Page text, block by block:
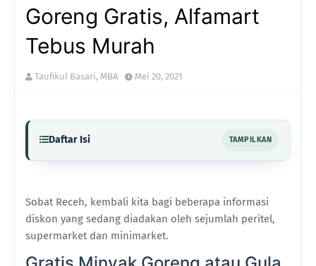
Goreng Gratis, Alfamart
Tebus Murah
Taufikul Basari, MBA Mei 20, 2021
Daftar Isi TAMPILKAN
Sobat Receh, kembali kita bagi beberapa informasi
diskon yang sedang diadakan oleh sejumlah peritel,
supermarket dan minimarket.